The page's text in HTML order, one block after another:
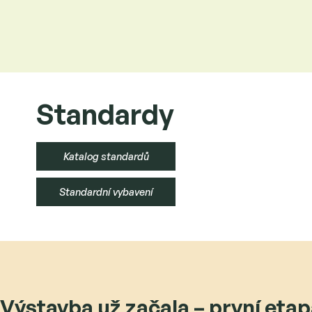
Standardy
Katalog standardů
Standardní vybavení
Výstavba už začala – první